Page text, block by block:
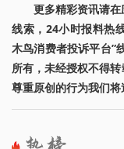
更多精彩资讯请
线索，24小时报料热
木鸟消费者投诉平台”
所有，未经授权不得
尊重原创的行为我们将